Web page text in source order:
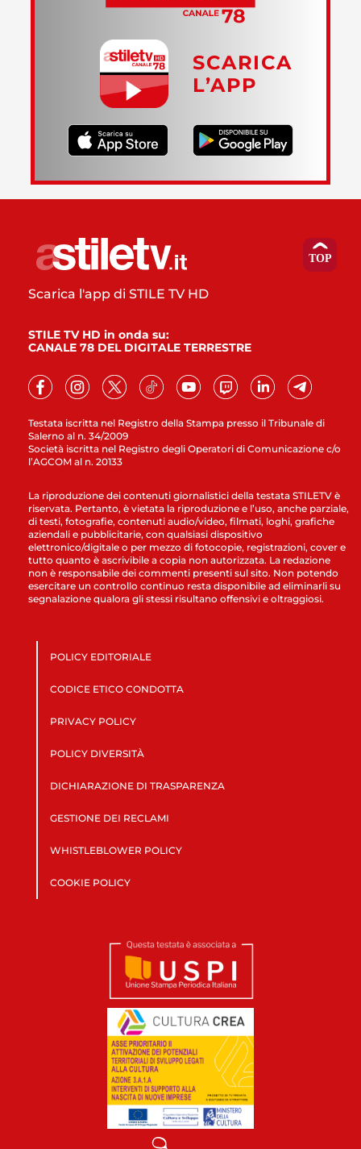
SCARICA
L’APP
Testata iscritta nel Registro della Stampa presso il Tribunale di
Salerno al n. 34/2009
Società iscritta nel Registro degli Operatori di Comunicazione c/o
l’AGCOM al n. 20133
Scarica l'app di STILE TV HD
STILE TV HD in onda su:
CANALE 78 DEL DIGITALE TERRESTRE
La riproduzione dei contenuti giornalistici della testata STILETV è
riservata. Pertanto, è vietata la riproduzione e l’uso, anche parziale,
di testi, fotografie, contenuti audio/video, filmati, loghi, grafiche
aziendali e pubblicitarie, con qualsiasi dispositivo
elettronico/digitale o per mezzo di fotocopie, registrazioni, cover e
tutto quanto è ascrivibile a copia non autorizzata. La redazione
non è responsabile dei commenti presenti sul sito. Non potendo
esercitare un controllo continuo resta disponibile ad eliminarli su
segnalazione qualora gli stessi risultano offensivi e oltraggiosi.
POLICY EDITORIALE
CODICE ETICO CONDOTTA
PRIVACY POLICY
POLICY DIVERSITÀ
DICHIARAZIONE DI TRASPARENZA
GESTIONE DEI RECLAMI
WHISTLEBLOWER POLICY
COOKIE POLICY